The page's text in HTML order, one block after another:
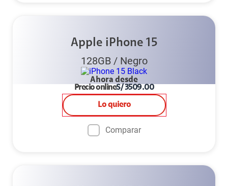
Apple iPhone 15
128GB/ Negro
Ahora desde
Precio onlineS/3509.00
Lo quiero
Comparar